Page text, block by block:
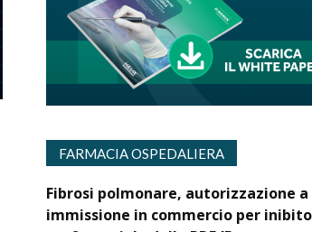
FARMACIA OSPEDALIERA
Fibrosi polmonare, autorizzazione a
immissione in commercio per